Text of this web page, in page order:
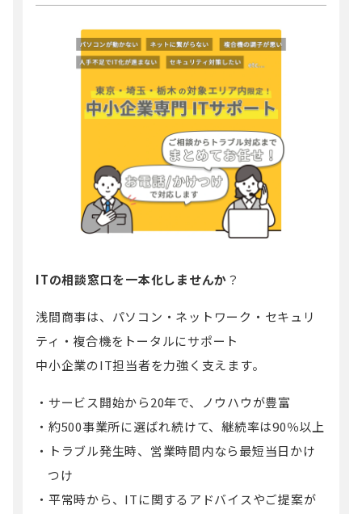
ITの相談窓口を一本化しませんか？
浅間商事は、パソコン・ネットワーク・セキュリ
ティ・複合機をトータルにサポート
中小企業のIT担当者を力強く支えます。
サービス開始から20年で、ノウハウが豊富
約500事業所に選ばれ続けて、継続率は90％以上
トラブル発生時、営業時間内なら最短当日かけ
つけ
平常時から、ITに関するアドバイスやご提案が